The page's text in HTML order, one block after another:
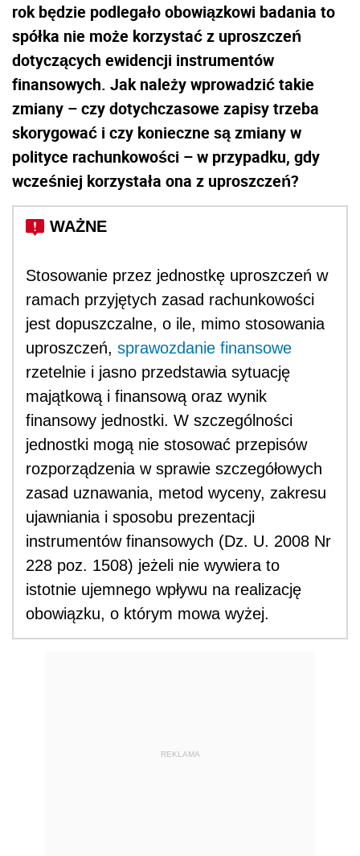
rok będzie podlegało obowiązkowi badania to
spółka nie może korzystać z uproszczeń
dotyczących ewidencji instrumentów
finansowych. Jak należy wprowadzić takie
zmiany – czy dotychczasowe zapisy trzeba
skorygować i czy konieczne są zmiany w
polityce rachunkowości – w przypadku, gdy
wcześniej korzystała ona z uproszczeń?
Stosowanie przez jednostkę uproszczeń w
ramach przyjętych zasad rachunkowości
jest dopuszczalne, o ile, mimo stosowania
uproszczeń, sprawozdanie finansowe
rzetelnie i jasno przedstawia sytuację
majątkową i finansową oraz wynik
finansowy jednostki. W szczególności
jednostki mogą nie stosować przepisów
rozporządzenia w sprawie szczegółowych
zasad uznawania, metod wyceny, zakresu
ujawniania i sposobu prezentacji
instrumentów finansowych (Dz. U. 2008 Nr
228 poz. 1508) jeżeli nie wywiera to
istotnie ujemnego wpływu na realizację
obowiązku, o którym mowa wyżej.
REKLAMA